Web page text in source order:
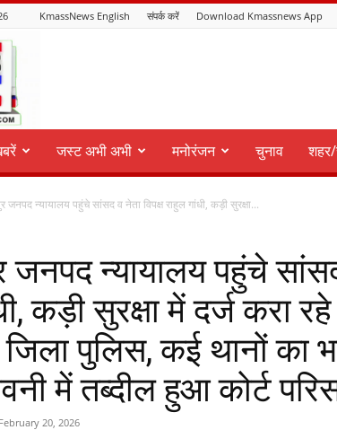
KmassNews English संपर्क करें Download Kmassnews App
जस्ट अभी अभी मनोरंजन चुनाव शहर/
जनपद न्यायालय पहुंचे सांसद व नेता विपक्ष राहुल गांधी, कड़ी सुरक्षा...
जनपद न्यायालय पहुंचे
कड़ी सुरक्षा में दर्ज करा
पुलिस, कई थानों का
में तब्दील हुआ कोर्ट
February 20, 2026